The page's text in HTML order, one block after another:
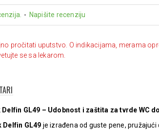
- Napišite recenziju
pročitati uputstvo. O indikacijama, merama
se sa lekarom.
Delfin GL49 – Udobnost i zaštita za tvrde WC
Delfin GL49 je izrađena od guste pene,